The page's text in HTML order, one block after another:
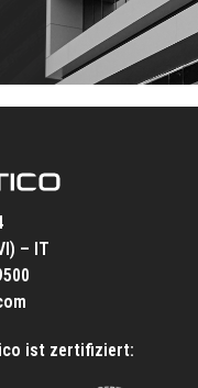
– IT
ist zertifiziert: